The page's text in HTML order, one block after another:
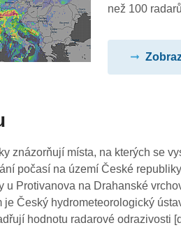
než 100
znázorňují místa, na kterých se
počasí na území České
u Protivanova na Drahanské
je Český hydrometeorologický
hodnotu radarové odrazivosti